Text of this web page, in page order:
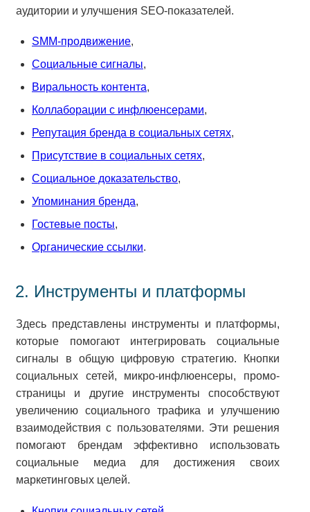
аудитории и улучшения SEO-показателей.
SMM-продвижение,
Социальные сигналы,
Виральность контента,
Коллаборации с инфлюенсерами,
Репутация бренда в социальных сетях,
Присутствие в социальных сетях,
Социальное доказательство,
Упоминания бренда,
Гостевые посты,
Органические ссылки.
2. Инструменты и платформы
Здесь представлены инструменты и платформы,
которые помогают интегрировать социальные
сигналы в общую цифровую стратегию. Кнопки
социальных сетей, микро-инфлюенсеры, промо-
страницы и другие инструменты способствуют
увеличению социального трафика и улучшению
взаимодействия с пользователями. Эти решения
помогают брендам эффективно использовать
социальные медиа для достижения своих
маркетинговых целей.